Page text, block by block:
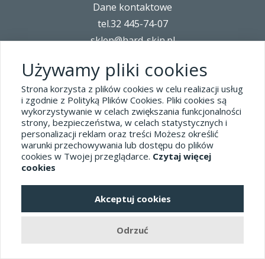
Dane kontaktowe
tel.32 445-74-07
sklep@hard-skin.pl
Realizacja: KM7.pl
pełna wersja sklepu
Używamy pliki cookies
Strona korzysta z plików cookies w celu realizacji usług
i zgodnie z Polityką Plików Cookies. Pliki cookies są
wykorzystywanie w celach zwiększania funkcjonalności
strony, bezpieczeństwa, w celach statystycznych i
personalizacji reklam oraz treści Możesz określić
warunki przechowywania lub dostępu do plików
cookies w Twojej przeglądarce. Czytaj więcej
cookies
Akceptuj cookies
Odrzuć